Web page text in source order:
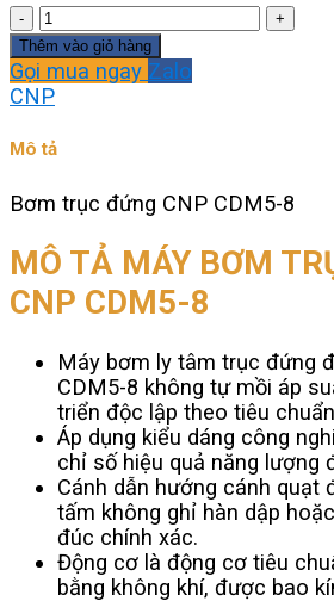
Bơm
trục
đứng
CNP
8
lượng
Thêm vào giỏ hàng
Gọi mua ngay Zalo
CNP
Mô tả
Bơm trục đứng CNP CDM5-8
MÔ TẢ MÁY BƠM
CNP CDM5-8
Máy bơm ly tâm trục đứng
CDM5-8 không tự mồi áp
triển độc lập theo tiêu
Áp dụng kiểu dáng công
chỉ số hiệu quả năng lượng
Cánh dẫn hướng cánh quạt
tấm không ghỉ hàn dập
đúc chính xác.
Động cơ là động cơ tiêu
bằng không khí, được bao